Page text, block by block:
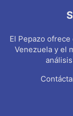
El Pepazo
Venezuela y el